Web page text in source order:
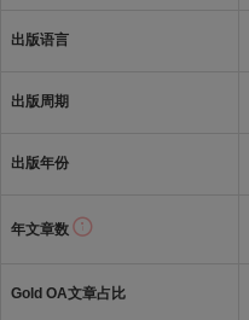
出版语言
出版周期
出版年份
年文章数
Gold OA文章占比